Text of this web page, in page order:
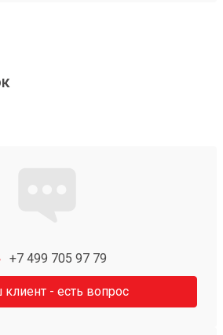
+7 499 705 97 79
- есть вопрос